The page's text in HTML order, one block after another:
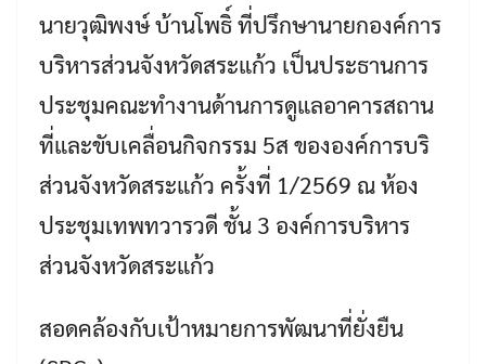
นายวุฒิพงษ์ บ้านโพธิ์ ที่ปรึกษานายกองค์การ
บริหารส่วนจังหวัดสระแก้ว เป็นประธานการ
ประชุมคณะทำงานด้านการดูแลอาคารสถาน
ที่และขับเคลื่อนกิจกรรม 5ส ขององค์การบริ
ส่วนจังหวัดสระแก้ว ครั้งที่ 1/2569 ณ ห้อง
ประชุมเทพทวารวดี ชั้น 3 องค์การบริหาร
ส่วนจังหวัดสระแก้ว
สอดคล้องกับเป้าหมายการพัฒนาที่ยั่งยืน